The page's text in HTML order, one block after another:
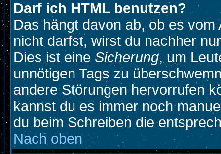
Darf ich HTML benutzen?
Das hängt davon ab, ob es
nicht darfst, wirst du nachher
Dies ist eine Sicherung, um
unnötigen Tags zu
andere Störungen hervorrufen
kannst du es immer noch
du beim Schreiben die
Nach oben